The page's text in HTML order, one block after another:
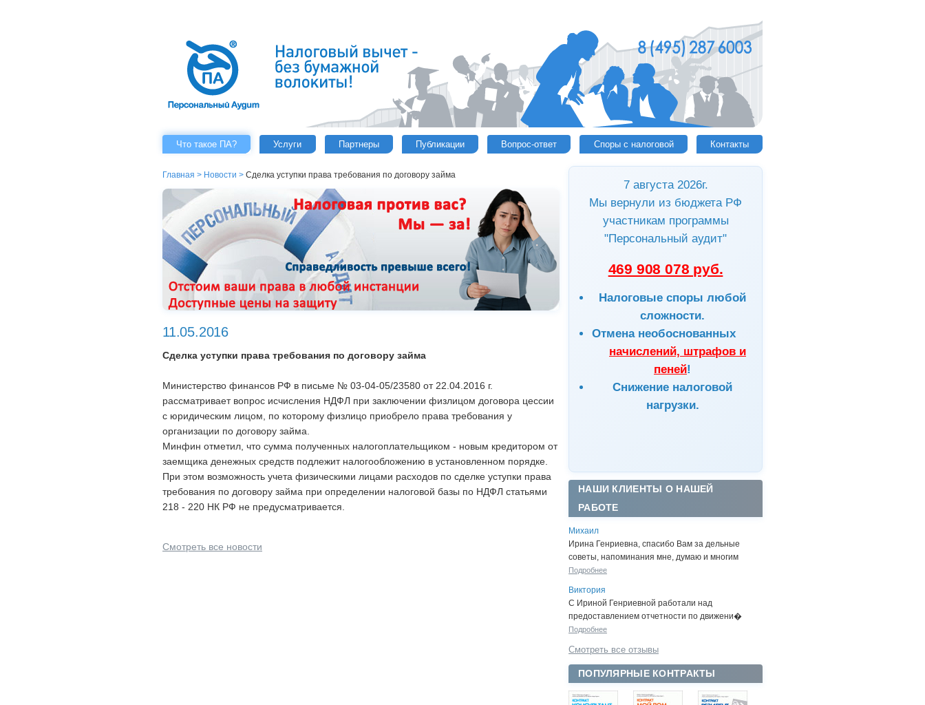
Что такое ПА? Услуги Партнеры Публикации Вопрос-ответ Споры с налоговой Контакты
7 августа 2026г.
Мы вернули из бюджета РФ
участникам программы
"Персональный аудит"
469 908 078 руб.
Налоговые споры любой
сложности.
Отмена необоснованных
начислений, штрафов и
пеней!
Снижение налоговой
нагрузки.
НАШИ КЛИЕНТЫ О НАШЕЙ
РАБОТЕ
Михаил
Ирина Генриевна, спасибо Вам за дельные
советы, напоминания мне, думаю и многим
Подробнее
Виктория
С Ириной Генриевной работали над
предоставлением отчетности по движени�
Подробнее
Смотреть все отзывы
ПОПУЛЯРНЫЕ КОНТРАКТЫ
Главная > Новости > Сделка уступки права требования по договору займа
11.05.2016
Сделка уступки права требования по договору займа
Министерство финансов РФ в письме № 03-04-05/23580 от 22.04.2016 г.
рассматривает вопрос исчисления НДФЛ при заключении физлицом договора цессии
с юридическим лицом, по которому физлицо приобрело права требования у
организации по договору займа.
Минфин отметил, что сумма полученных налогоплательщиком - новым кредитором от
заемщика денежных средств подлежит налогообложению в установленном порядке.
При этом возможность учета физическими лицами расходов по сделке уступки права
требования по договору займа при определении налоговой базы по НДФЛ статьями
218 - 220 НК РФ не предусматривается.
Смотреть все новости